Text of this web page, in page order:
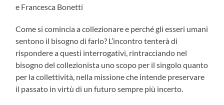
e Francesca Bonetti
Come si comincia a collezionare e perché gli esseri umani
sentono il bisogno di farlo? L’incontro tenterà di
rispondere a questi interrogativi, rintracciando nel
bisogno del collezionista uno scopo per il singolo quanto
per la collettività, nella missione che intende preservare
il passato in virtù di un futuro sempre più incerto.